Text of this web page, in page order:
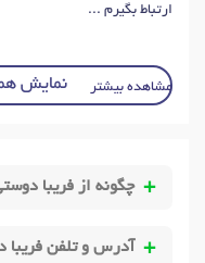
ارتباط بگیرم ...
مشاهده بیشتر نمایش همه
چگونه از فریبا
آدرس و تلفن